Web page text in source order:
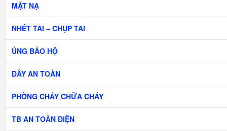
MẶT NẠ
NHÉT TAI – CHỤP TAI
ỦNG BẢO HỘ
DÂY AN TOÀN
PHÒNG CHÁY CHỮA CHÁY
TB AN TOÀN ĐIỆN